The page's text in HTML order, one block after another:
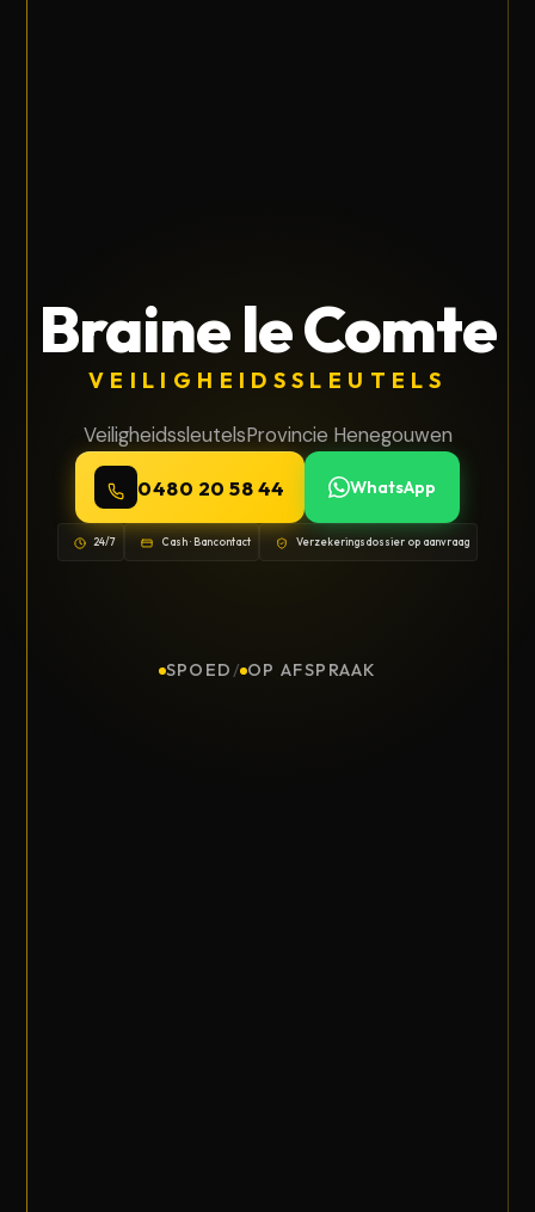
Braine le Comte
VEILIGHEIDSSLEUTELS
VeiligheidssleutelsProvincie Henegouwen
0480 20 58 44 WhatsApp
24/7 Cash · Bancontact Verzekeringsdossier op aanvraag
SPOED / OP AFSPRAAK